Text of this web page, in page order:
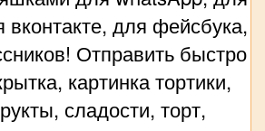
вконтакте, для фейсбука,
Отправить быстро
картинка тортики,
сладости, торт,